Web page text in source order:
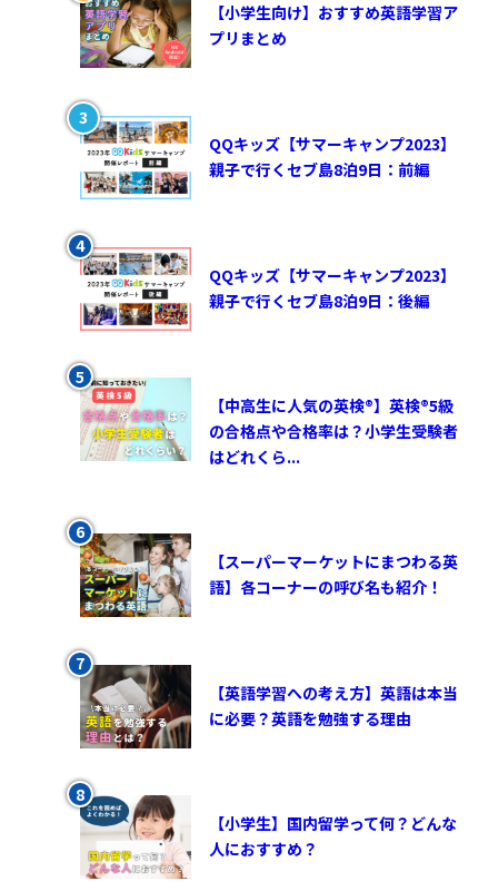
【小学生向け】おすすめ英語学習ア
プリまとめ
QQキッズ【サマーキャンプ2023】
親子で行くセブ島8泊9日：前編
QQキッズ【サマーキャンプ2023】
親子で行くセブ島8泊9日：後編
【中高生に人気の英検®︎】英検®︎5級
の合格点や合格率は？小学生受験者
はどれくら...
【スーパーマーケットにまつわる英
語】各コーナーの呼び名も紹介！
【英語学習への考え方】英語は本当
に必要？英語を勉強する理由
【小学生】国内留学って何？どんな
人におすすめ？